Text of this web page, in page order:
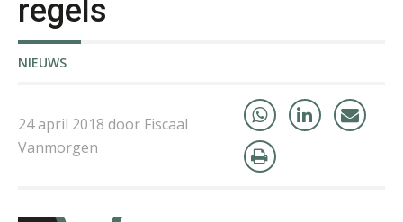
regels
NIEUWS
24 april 2018 door Fiscaal
Vanmorgen